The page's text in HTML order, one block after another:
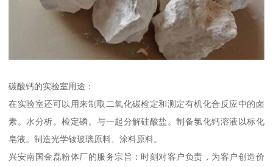
碳酸钙的实验室用途：
在实验室还可以用来制取二氧化碳检定和测定有机化合反应中的卤
素。水分析。检定磷。与一起分解硅酸盐。制备氯化钙溶液以标化
皂液。制造光学钕玻璃原料、涂料原料。
兴安南国金磊粉体厂的服务宗旨：时刻对客户负责，为客户创造价